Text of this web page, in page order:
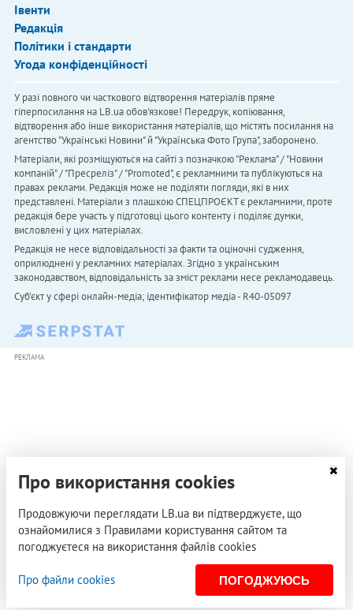
Івенти
Редакція
Політики і стандарти
Угода конфіденційності
У разі повного чи часткового відтворення матеріалів пряме
гіперпосилання на LB.ua обов'язкове! Передрук, копіювання,
відтворення або інше використання матеріалів, що містять посилання на
агентство "Українськi Новини" й "Українська Фото Група", заборонено.
Матеріали, які розміщуються на сайті з позначкою "Реклама" / "Новини
компаній" / "Пресреліз" / "Promoted", є рекламними та публікуються на
правах реклами. Редакція може не поділяти погляди, які в них
представлені. Матеріали з плашкою СПЕЦПРОЄКТ є рекламними, проте
редакція бере участь у підготовці цього контенту і поділяє думки,
висловлені у цих матеріалах.
Редакція не несе відповідальності за факти та оціночні судження,
оприлюднені у рекламних матеріалах. Згідно з українським
законодавством, відповідальність за зміст реклами несе рекламодавець.
Cуб'єкт у сфері онлайн-медіа; ідентифікатор медіа - R40-05097
РЕКЛАМА
Про використання cookies
Продовжуючи переглядати LB.ua ви підтверджуєте, що
ознайомилися з Правилами користування сайтом та
погоджуєтеся на використання файлів cookies
Про файли cookies ПОГОДЖУЮСЬ